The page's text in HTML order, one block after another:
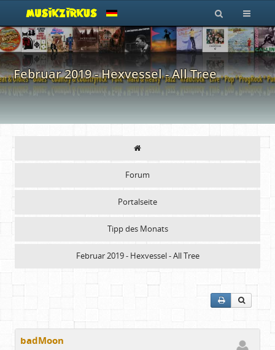
Februar 2019 - Hexvessel - All Tree
Forum
Portalseite
Tipp des Monats
Februar 2019 - Hexvessel - All Tree
badMoon